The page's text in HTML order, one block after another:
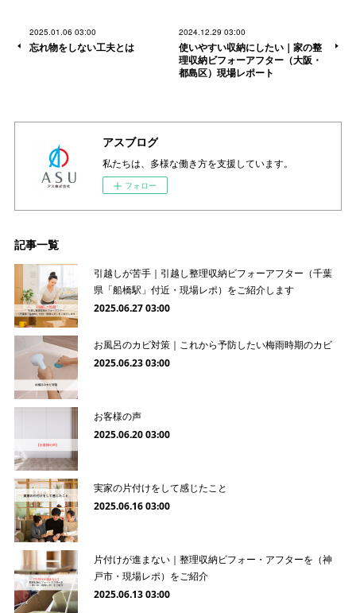
2025.01.06 03:00
忘れ物をしない工夫とは
2024.12.29 03:00
使いやすい収納にしたい｜家の整
理収納ビフォーアフター（大阪・
都島区）現場レポート
アスブログ
私たちは、多様な働き方を支援しています。
フォロー
記事一覧
引越しが苦手｜引越し整理収納ビフォーアフター（千葉
県「船橋駅」付近・現場レポ）をご紹介します
2025.06.27 03:00
お風呂のカビ対策｜これから予防したい梅雨時期のカビ
2025.06.23 03:00
お客様の声
2025.06.20 03:00
実家の片付けをして感じたこと
2025.06.16 03:00
片付けが進まない｜整理収納ビフォー・アフターを（神
戸市・現場レポ）をご紹介
2025.06.13 03:00